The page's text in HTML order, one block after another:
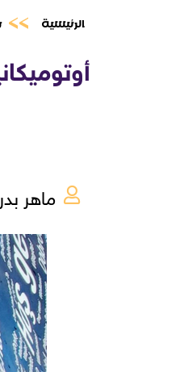
الرئيسية
ماهر بدر